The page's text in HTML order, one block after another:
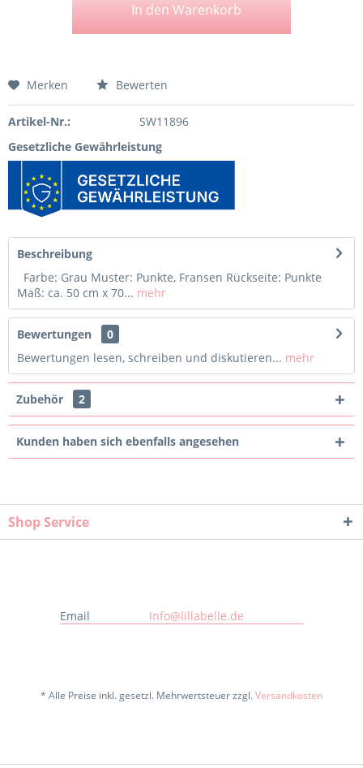
In den Warenkorb
Merken Bewerten
Artikel-Nr.:
SW11896
Gesetzliche Gewährleistung
Beschreibung
Farbe: Grau Muster: Punkte, Fransen Rückseite: Punkte
Maß: ca. 50 cm x 70... mehr
Bewertungen
0
Bewertungen lesen, schreiben und diskutieren... mehr
Zubehör 2
Kunden haben sich ebenfalls angesehen
Shop Service
Email Info@lillabelle.de
* Alle Preise inkl. gesetzl. Mehrwertsteuer zzgl.Versandkosten